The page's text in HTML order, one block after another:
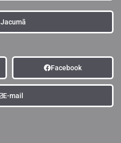
Jacumã
Facebook
E-mail